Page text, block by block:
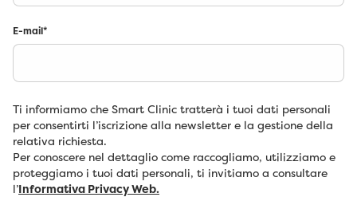
E-mail*
Ti informiamo che Smart Clinic tratterà i tuoi dati personali
per consentirti l’iscrizione alla newsletter e la gestione della
relativa richiesta.
Per conoscere nel dettaglio come raccogliamo, utilizziamo e
proteggiamo i tuoi dati personali, ti invitiamo a consultare
l’Informativa Privacy Web.